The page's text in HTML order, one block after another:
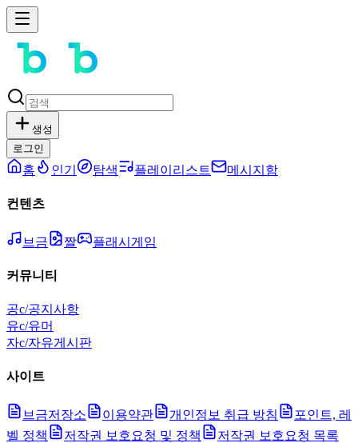
생성
로그인
홈 인기 탐색 플레이리스트 메시지함
컨텐츠
브금 짤 플래시게임
커뮤니티
공c/공지사항
유c/유머
자c/자유게시판
사이트
브금저장소 이용약관 개인정보 취급 방침
포인트, 레
벨 정책
저작권 보호요청 및 정책 저작권 보호요청 목록